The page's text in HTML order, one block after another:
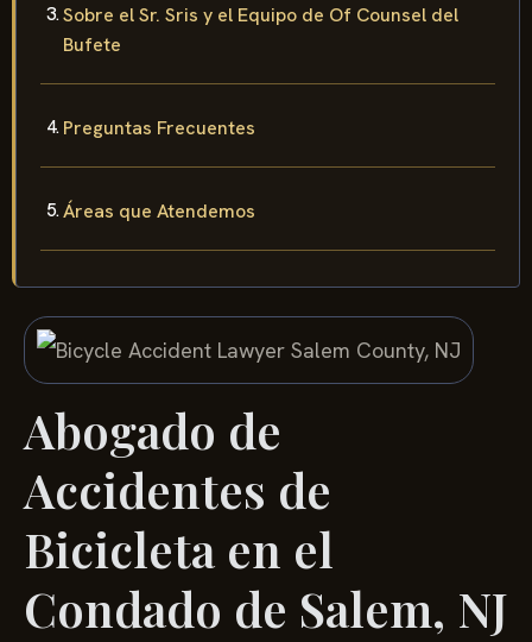
Sobre el Sr. Sris y el Equipo de Of Counsel del
Bufete
Preguntas Frecuentes
Áreas que Atendemos
Abogado de
Accidentes de
Bicicleta en el
Condado de Salem, NJ